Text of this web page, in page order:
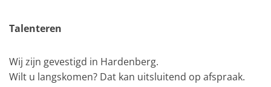
Talenteren
Wij zijn gevestigd in Hardenberg.
Wilt u langskomen? Dat kan uitsluitend op afspraak.